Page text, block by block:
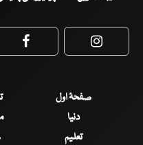
Facebook
صفحۂ اول
دنیا
تعلیم